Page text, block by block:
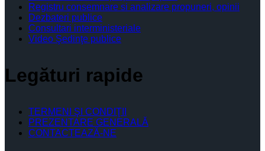
Registru consemnare si analizare propuneri, opinii
Dezbateri publice
Consultari interministeriale
Video Şedinţe publice
Legături rapide
TERMENI ŞI CONDIŢII
PREZENTARE GENERALĂ
CONTACTEAZĂ-NE